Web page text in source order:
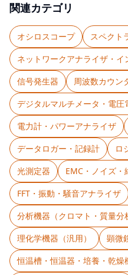
関連カテゴリ
オシロスコープ
スペクト
ネットワークアナライザ・
信号発生器
周波数カウン
デジタルマルチメータ・電圧
電力計・パワーアナライザ
データロガー・記録計
ロ
光測定器
EMC・ノイズ・
FFT・振動・騒音アナライザ
分析機器（クロマト・質量分
理化学機器（汎用）
顕微
恒温槽・恒温器・培養・乾燥